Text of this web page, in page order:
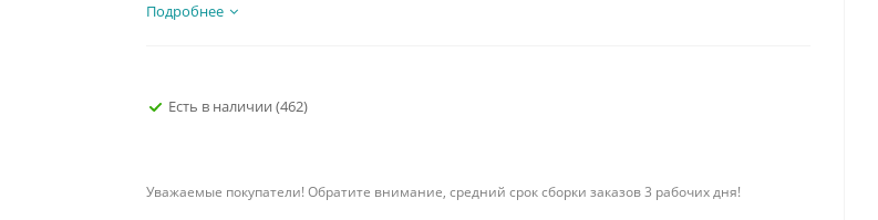
Подробнее
Есть в наличии (462)
Уважаемые покупатели! Обратите внимание, средний срок сборки заказов 3 рабочих дня!